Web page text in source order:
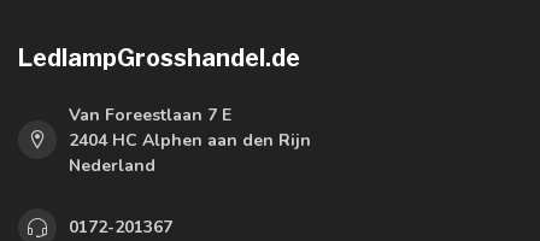
LedlampGrosshandel.de
Van Foreestlaan 7 E
2404 HC Alphen aan den Rijn
Nederland
0172-201367